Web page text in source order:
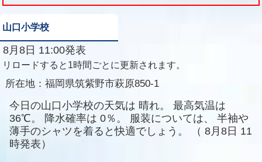
山口小学校
8月8日 11:00発表
リロードすると1時間ごとに更新されます。
所在地： 福岡県筑紫野市萩原850-1
今日の山口小学校の天気は 晴れ。
最高気温は
36℃。
降水確率は 0％。 服装については、
半袖や
薄手のシャツを着ると快適でしょう。
（ 8月8日 11
時発表）